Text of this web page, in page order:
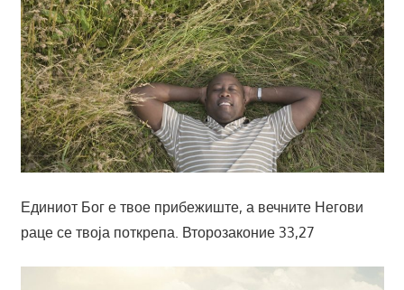
Единиот Бог е твое прибежиште, а вечните Негови
раце се твоја поткрепа. Второзаконие 33,27